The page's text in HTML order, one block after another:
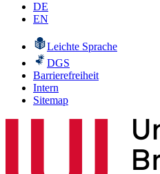
DE
EN
Leichte Sprache
DGS
Barrierefreiheit
Intern
Sitemap